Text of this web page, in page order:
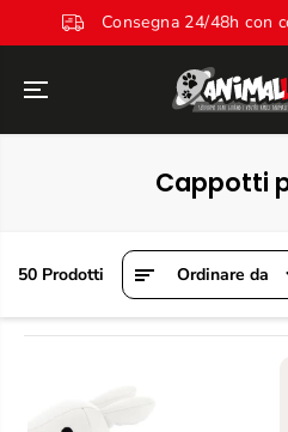
SALTA AL
CONTENUTO Consegna 24/48h
Cappotti
50 Prodotti Ordinare da